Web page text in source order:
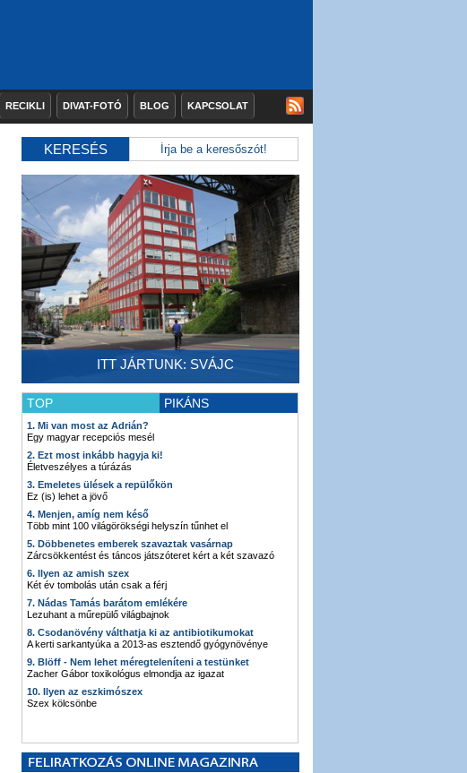
RECIKLI DIVAT-FOTÓ BLOG KAPCSOLAT
KERESÉS
ITT JÁRTUNK: SVÁJC
TOP PIKÁNS
1. Mi van most az Adrián?
Egy magyar recepciós mesél
2. Ezt most inkább hagyja ki!
Életveszélyes a túrázás
3. Emeletes ülések a repülőkön
Ez (is) lehet a jövő
4. Menjen, amíg nem késő
Több mint 100 világörökségi helyszín tűnhet el
5. Döbbenetes emberek szavaztak vasárnap
Zárcsökkentést és táncos játszóteret kért a két szavazó
6. Ilyen az amish szex
Két év tombolás után csak a férj
7. Nádas Tamás barátom emlékére
Lezuhant a műrepülő világbajnok
8. Csodanövény válthatja ki az antibiotikumokat
A kerti sarkantyúka a 2013-as esztendő gyógynövénye
9. Blöff - Nem lehet méregteleníteni a testünket
Zacher Gábor toxikológus elmondja az igazat
10. Ilyen az eszkimószex
Szex kölcsönbe